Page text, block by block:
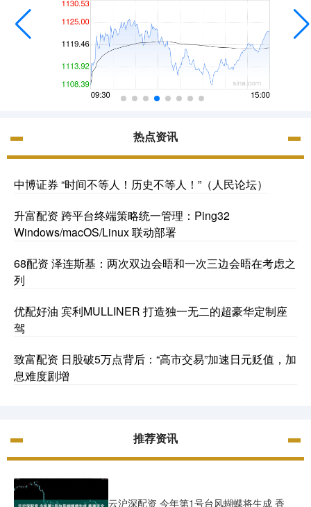
热点资讯
中博证券 “时间不等人！历史不等人！”（人民论坛）
升富配资 跨平台终端策略统一管理：Ping32
Windows/macOS/Linux 联动部署
68配资 泽连斯基：两次双边会晤和一次三边会晤在考虑之
列
优配好油 宾利MULLINER 打造独一无二的超豪华定制座
驾
致富配资 日股破5万点背后：“高市交易”加速日元贬值，加
息难度剧增
推荐资讯
云沪深配资 今年第1号台风蝴蝶将生成 香